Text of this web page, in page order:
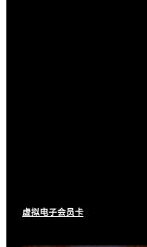
虚拟电子会员卡